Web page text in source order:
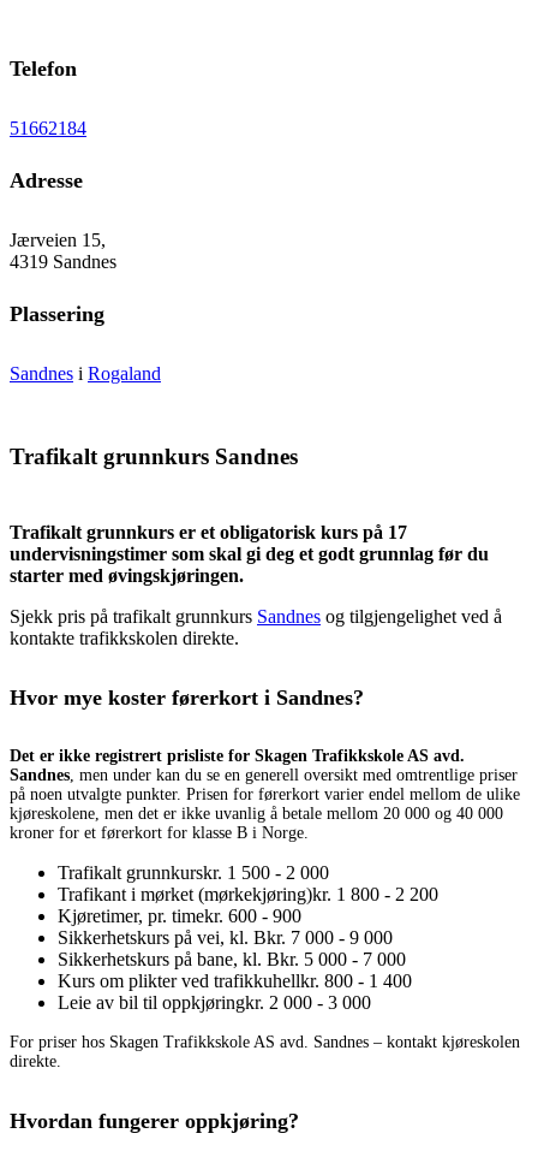
Telefon
51662184
Adresse
Jærveien 15,
4319 Sandnes
Plassering
Sandnes i Rogaland
Trafikalt grunnkurs Sandnes
Trafikalt grunnkurs er et obligatorisk kurs på 17
undervisningstimer som skal gi deg et godt grunnlag før du
starter med øvingskjøringen.
Sjekk pris på trafikalt grunnkurs Sandnes og tilgjengelighet ved å
kontakte trafikkskolen direkte.
Hvor mye koster førerkort i Sandnes?
Det er ikke registrert prisliste for Skagen Trafikkskole AS avd.
Sandnes, men under kan du se en generell oversikt med omtrentlige priser
på noen utvalgte punkter. Prisen for førerkort varier endel mellom de ulike
kjøreskolene, men det er ikke uvanlig å betale mellom 20 000 og 40 000
kroner for et førerkort for klasse B i Norge.
Trafikalt grunnkurskr. 1 500 - 2 000
Trafikant i mørket (mørkekjøring)kr. 1 800 - 2 200
Kjøretimer, pr. timekr. 600 - 900
Sikkerhetskurs på vei, kl. Bkr. 7 000 - 9 000
Sikkerhetskurs på bane, kl. Bkr. 5 000 - 7 000
Kurs om plikter ved trafikkuhellkr. 800 - 1 400
Leie av bil til oppkjøringkr. 2 000 - 3 000
For priser hos Skagen Trafikkskole AS avd. Sandnes – kontakt kjøreskolen
direkte.
Hvordan fungerer oppkjøring?